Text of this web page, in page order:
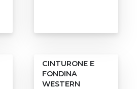
CINTURONE E
FONDINA
WESTERN